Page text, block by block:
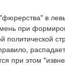
в
при
политической
при этом